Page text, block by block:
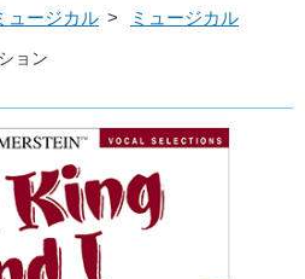
ュージカル > ミュージカル
ョン